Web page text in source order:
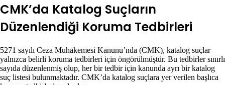
CMK’da Katalog Suçların
Düzenlendiği Koruma Tedbirleri
5271 sayılı Ceza Muhakemesi Kanunu’nda (CMK), katalog suçlar
yalnızca belirli koruma tedbirleri için öngörülmüştür. Bu tedbirler sınırlı
sayıda düzenlenmiş olup, her bir tedbir için kanunda ayrı bir katalog
suç listesi bulunmaktadır. CMK’da katalog suçlara yer verilen başlıca